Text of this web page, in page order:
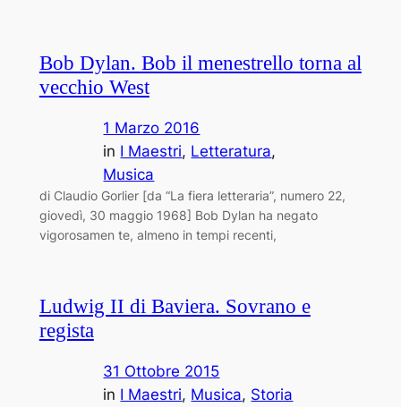
Bob Dylan. Bob il menestrello torna al
vecchio West
1 Marzo 2016
in I Maestri, Letteratura
Musica
di Claudio Gorlier [da “La fiera letteraria”, numero 22,
giovedì, 30 maggio 1968] Bob Dylan ha negato
vigorosamen ­te, almeno in tempi recenti,
Ludwig II di Baviera. Sovrano e
regista
31 Ottobre 2015
in I Maestri, Musica, Storia